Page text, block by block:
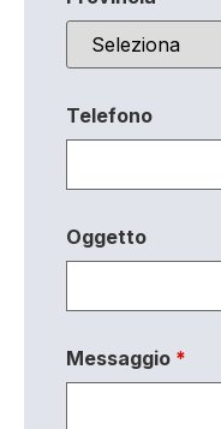
Telefono
Oggetto
Messaggio *